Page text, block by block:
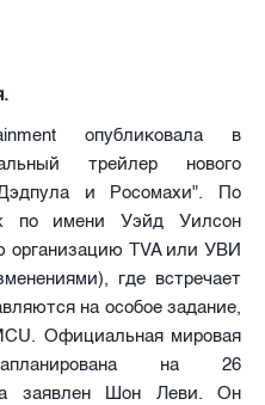
опубликовала в
трейлер нового
и Росомахи". По
по имени Уэйд Уилсон
организацию TVA или УВИ
где встречает
на особое задание,
Официальная мировая
на 26
заявлен Шон Леви. Он